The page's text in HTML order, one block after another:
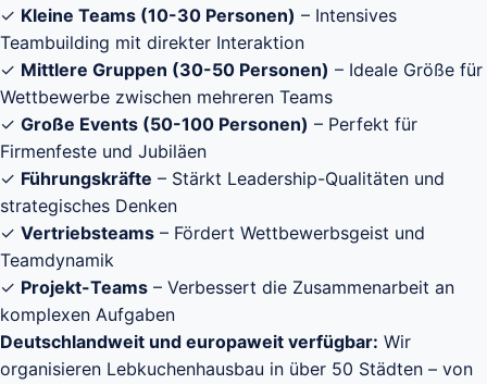
✓ Kleine Teams (10-30 Personen) – Intensives
Teambuilding mit direkter Interaktion
✓ Mittlere Gruppen (30-50 Personen) – Ideale Größe für
Wettbewerbe zwischen mehreren Teams
✓ Große Events (50-100 Personen) – Perfekt für
Firmenfeste und Jubiläen
✓ Führungskräfte – Stärkt Leadership-Qualitäten und
strategisches Denken
✓ Vertriebsteams – Fördert Wettbewerbsgeist und
Teamdynamik
✓ Projekt-Teams – Verbessert die Zusammenarbeit an
komplexen Aufgaben
Deutschlandweit und europaweit verfügbar: Wir
organisieren Lebkuchenhausbau in über 50 Städten – von